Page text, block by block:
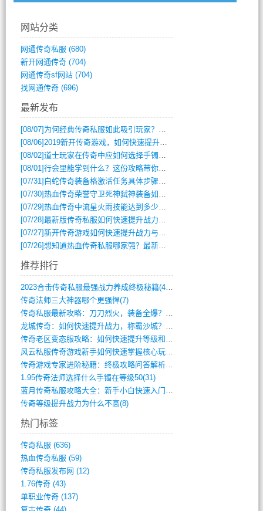
网站分类
网通传奇私服 (680)
新开网通传奇(704)
网通传奇sf网站(704)
找网通传奇(696)
最新发布
[08/07] 为何经典传奇私服如此吸引玩家？深度攻略解析
[08/06]2019新开传奇游戏，如何快速提升角色等级？
[08/02]道士玩家在传奇中应如何选择手镯装备？
[08/01]行会里能学到什么？这份攻略带你全掌握
[07/31] 白蛇传奇装备格激活任务具体步骤是什么？如何完成？
[07/30]热血传奇荣誉守卫死神弑神装备如何获取与佩戴攻略？
[07/29]热血传奇中流星火雨技能达到多少级可以开始练装备？
[07/28]最新版传奇私服如何快速提升战力与获取稀有装备？
[07/27]新开传奇游戏如何快速提升战力与获取稀有装备？
[07/26]想知道热血传奇私服哪家强？最新排行榜攻略全解析
推荐排行
2023合击传奇私服最强战力养成终极秘籍(428)
传奇法师三大神器哪个更强悍(7)
传奇私服最新攻略：刀刀烈火，装备全爆？攻(813)
龙城传奇：如何快速提升战力，称霸沙城？(802)
传奇老区变态服攻略：如何快速提升等级和战(379)
风云私服传奇游戏新手如何快速掌握核心玩法(616)
传奇游戏专家进阶秘籍：终极攻略问答解析(848)
1.95传奇法师选择什么手镯在等级50(31)
蓝月传奇私服攻略大全：新手小白快速入门指(386)
传奇等级提升战力为什么不高(8)
热门标签
传奇私服 (636)
热血传奇私服 (59)
传奇私服发布网 (12)
1.76传奇(43)
单职业传奇(137)